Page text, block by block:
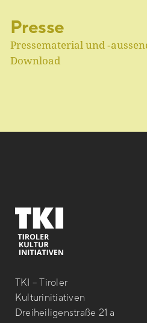
Presse
Pressematerial und
Download
TKI – Tiroler
Kulturinitiativen
Dreiheiligenstraße 21 a